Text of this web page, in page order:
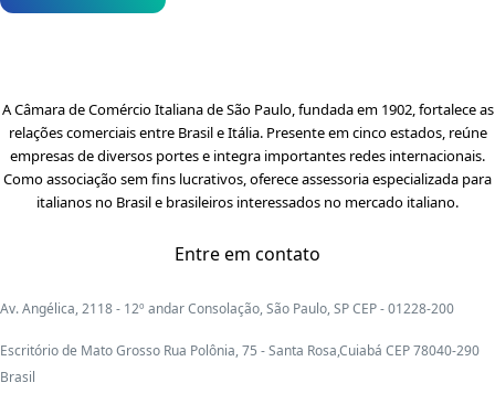
A Câmara de Comércio Italiana de São Paulo, fundada em 1902, fortalece as
relações comerciais entre Brasil e Itália. Presente em cinco estados, reúne
empresas de diversos portes e integra importantes redes internacionais.
Como associação sem fins lucrativos, oferece assessoria especializada para
italianos no Brasil e brasileiros interessados no mercado italiano.
Entre em contato
Av. Angélica, 2118 - 12º andar Consolação, São Paulo, SP CEP - 01228-200
Escritório de Mato Grosso Rua Polônia, 75 - Santa Rosa,Cuiabá CEP 78040-290
Brasil